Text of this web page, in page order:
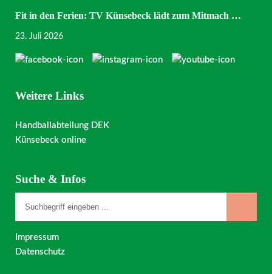
Fit in den Ferien: TV Künsebeck lädt zum Mitmach …
23. Juli 2026
Weitere Links
Handballabteilung DEK
Künsebeck online
Suche & Infos
Impressum
Datenschutz